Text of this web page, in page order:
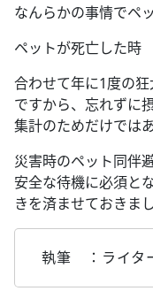
なんらかの事情でペ
ペットが死亡した時
合わせて年に1度の
ですから、忘れずに
集計のためだけでは
災害時のペット同伴
安全な待機に必須と
きを済ませておきまし
執筆 ：ライ